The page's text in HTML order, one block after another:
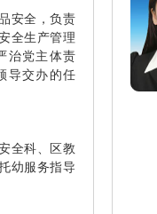
安全，负责
全生产管理
治党主体责
导交办的任
全科、区教
幼服务指导